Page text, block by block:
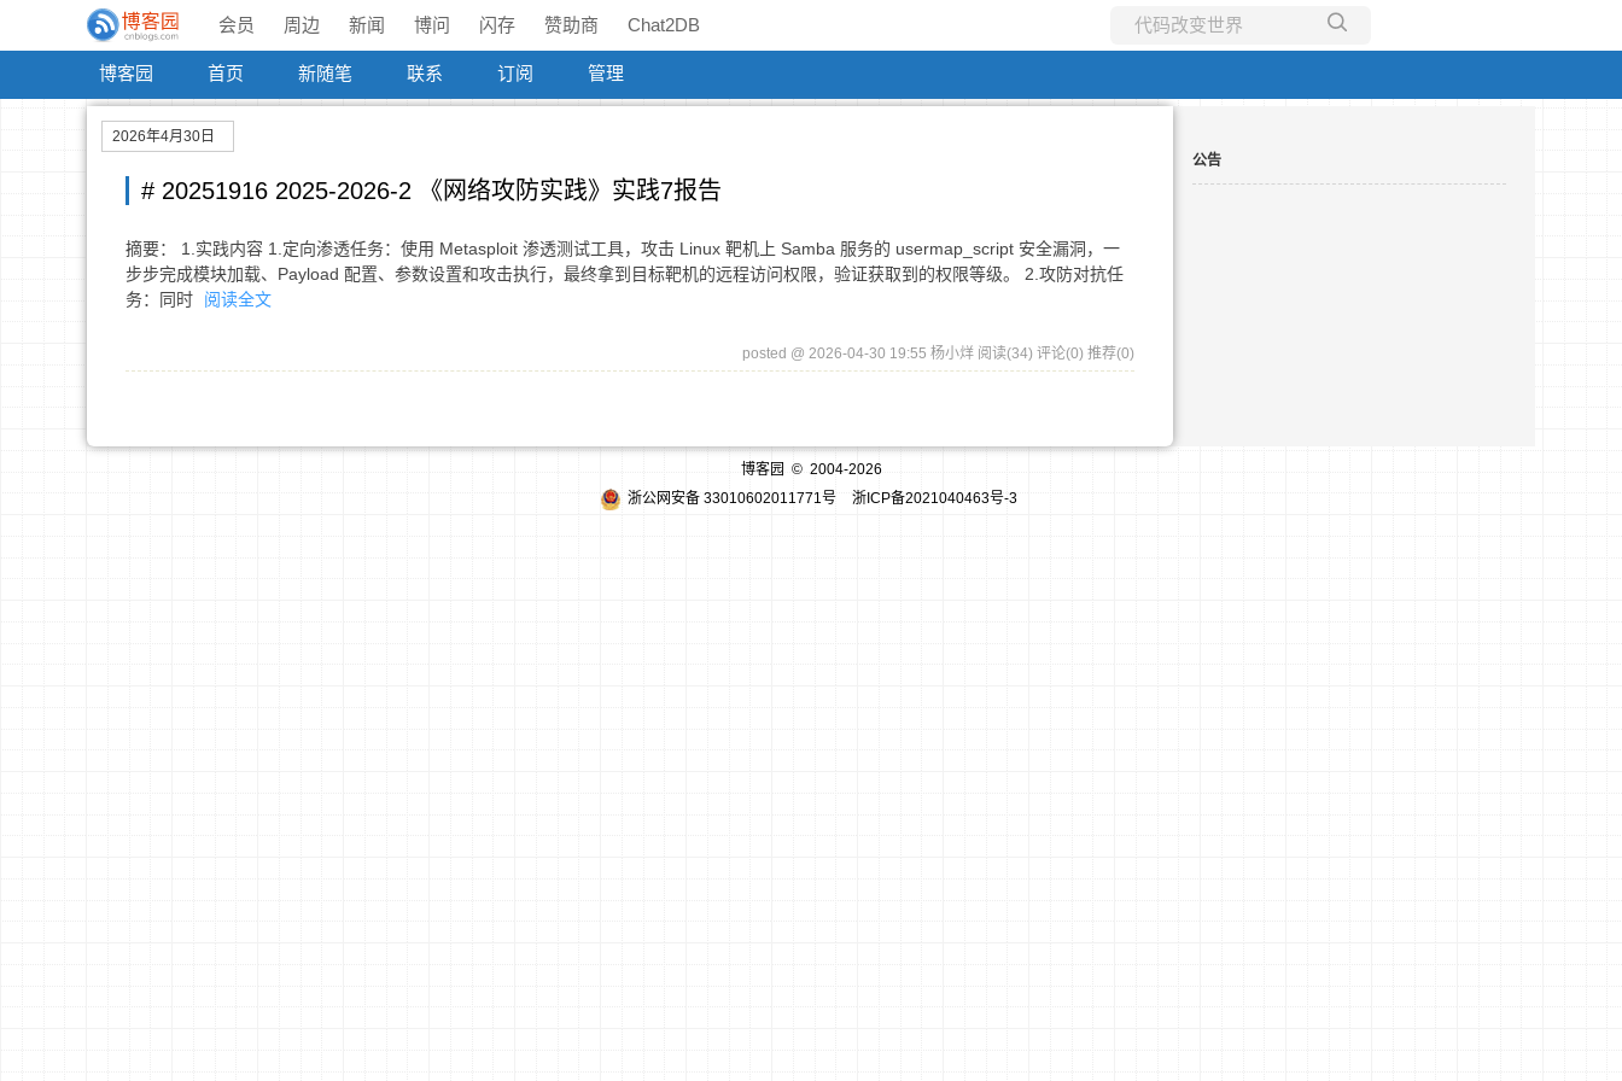
会员 周边 新闻 博问 闪存 赞助商 Chat2DB
博客园 首页 新随笔 联系 订阅 管理
2026年4月30日
# 20251916 2025-2026-2 《网络攻防实践》实践7报告
摘要： 1.实践内容 1.定向渗透任务：使用 Metasploit 渗透测试工具，攻击 Linux 靶机上 Samba 服务的 usermap_script 安全漏洞，一
步步完成模块加载、Payload 配置、参数设置和攻击执行，最终拿到目标靶机的远程访问权限，验证获取到的权限等级。 2.攻防对抗任
务：同时
阅读全文
posted @ 2026-04-30 19:55 杨小烊 阅读(34) 评论(0) 推荐(0)
公告
博客园 © 2004-2026
浙公网安备 33010602011771号
浙ICP备2021040463号-3